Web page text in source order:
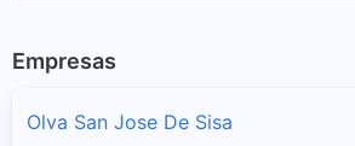
Empresas
Olva San Jose De Sisa